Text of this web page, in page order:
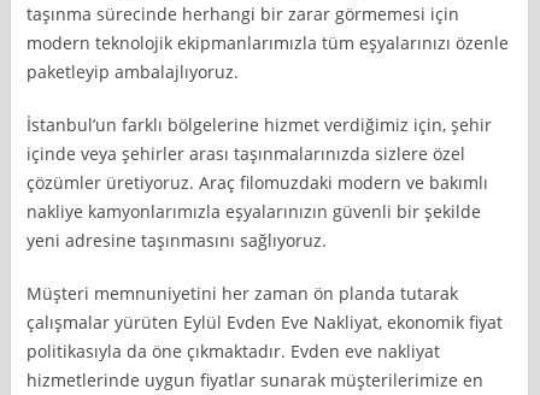
taşınma sürecinde herhangi bir zarar görmemesi için
modern teknolojik ekipmanlarımızla tüm eşyalarınızı özenle
paketleyip ambalajlıyoruz.
İstanbul’un farklı bölgelerine hizmet verdiğimiz için, şehir
içinde veya şehirler arası taşınmalarınızda sizlere özel
çözümler üretiyoruz. Araç filomuzdaki modern ve bakımlı
nakliye kamyonlarımızla eşyalarınızın güvenli bir şekilde
yeni adresine taşınmasını sağlıyoruz.
Müşteri memnuniyetini her zaman ön planda tutarak
çalışmalar yürüten Eylül Evden Eve Nakliyat, ekonomik fiyat
politikasıyla da öne çıkmaktadır. Evden eve nakliyat
hizmetlerinde uygun fiyatlar sunarak müşterilerimize en